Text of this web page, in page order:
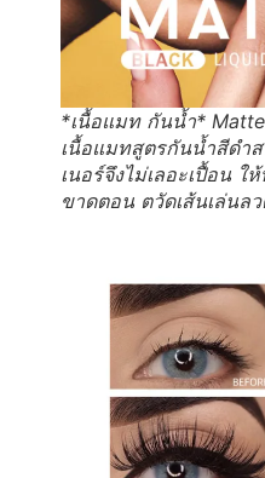
*เนื้อแมท กันน้ำ*
เนื้อแมทสูตรกันน้ำสีดำ
เนอร์จึงไม่เลอะเปื้อน
ขาดตอน ตวัดเส้นเล่นล